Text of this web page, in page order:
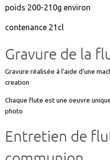
poids 200-210g environ
contenance 21cl
Gravure de la
Gravure réalisée à l’aide d’une
creation
Chaque flute est une oeuvre
photo
Entretien de